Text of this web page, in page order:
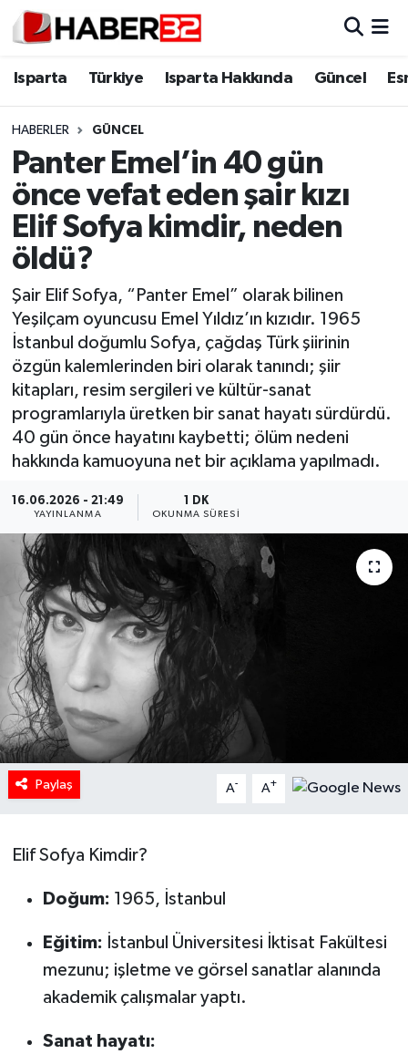
Isparta Türkiye Isparta Hakkında Güncel
HABERLER GÜNCEL
Panter Emel’in 40 gün
önce vefat eden şair kızı
Elif Sofya kimdir, neden
öldü?
Şair Elif Sofya, “Panter Emel” olarak bilinen
Yeşilçam oyuncusu Emel Yıldız’ın kızıdır. 1965
İstanbul doğumlu Sofya, çağdaş Türk şiirinin
özgün kalemlerinden biri olarak tanındı; şiir
kitapları, resim sergileri ve kültür-sanat
programlarıyla üretken bir sanat hayatı sürdürdü.
40 gün önce hayatını kaybetti; ölüm nedeni
hakkında kamuoyuna net bir açıklama yapılmadı.
16.06.2026 - 21:49
YAYINLANMA
1 DK
OKUNMA SÜRESI
Paylaş A- A+
Elif Sofya Kimdir?
Doğum: 1965, İstanbul
Eğitim: İstanbul Üniversitesi İktisat Fakültesi
mezunu; işletme ve görsel sanatlar alanında
akademik çalışmalar yaptı.
Sanat hayatı:
Isparta
Esnaf Diyor ki;
ASAYİŞ
BİLİM VE TEKNOLOJİ
EĞİTİM
GENEL
Güncel
HABERDE İNSAN
KÜLTÜR SANAT
MAGAZİN
Oyun
POLİTİKA
RESMİ İLANLAR
SAĞLIK
Tarihi Yapılarımız
Teknoloji
Türkiye
Yerel
İletişim
Isparta Nöbetçi Eczaneler
Isparta Trafik Yoğunluk Haritası
Süper Lig Puan Durumu ve Fikstür
Tüm Manşetler
Son Dakika Haberleri
Haber Arşivi